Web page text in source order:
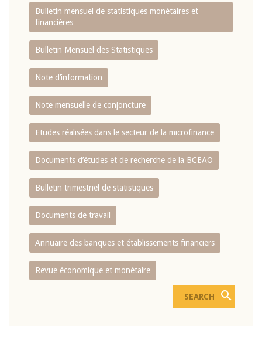
Bulletin mensuel de statistiques monétaires et
financières
Bulletin Mensuel des Statistiques
Note d’information
Note mensuelle de conjoncture
Etudes réalisées dans le secteur de la microfinance
Documents d’études et de recherche de la BCEAO
Bulletin trimestriel de statistiques
Documents de travail
Annuaire des banques et établissements financiers
Revue économique et monétaire